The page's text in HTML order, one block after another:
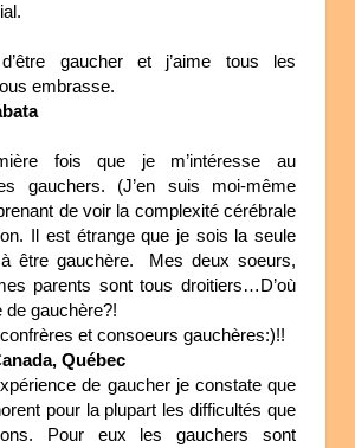
gaucher et j’aime tous les
embrasse.
fois que je m’intéresse au
gauchers. (J’en suis moi-même
de voir la complexité cérébrale
Il est étrange que je sois la seule
être gauchère. Mes deux soeurs,
parents sont tous droitiers…D’où
de gauchère?!
et consoeurs gauchères:)!!
Québec
de gaucher je constate que
pour la plupart les difficultés que
Pour eux les gauchers sont